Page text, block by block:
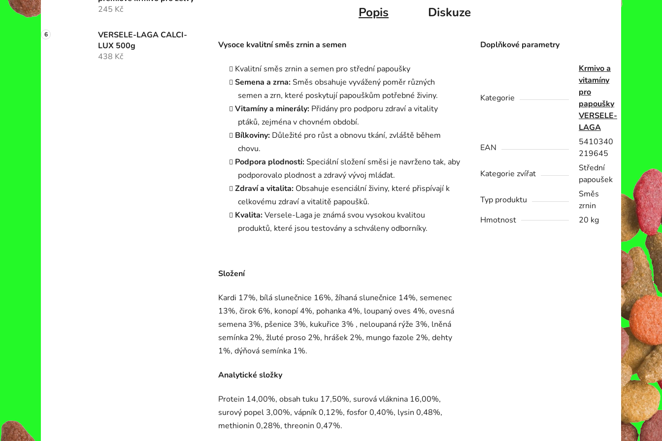
245 Kč
VERSELE-LAGA CALCI-
LUX 500g
438 Kč
Popis Diskuze
Vysoce kvalitní směs zrnin a semen
Kvalitní směs zrnin a semen pro střední papoušky
Semena a zrna:Směs obsahuje vyvážený poměr různých
semen a zrn, které poskytují papouškům potřebné živiny.
Vitamíny a minerály: Přidány pro podporu zdraví a vitality
ptáků, zejména v chovném období.
Bílkoviny: Důležité pro růst a obnovu tkání, zvláště během
chovu.
Podpora plodnosti:Speciální složení směsi je navrženo tak, aby
podporovalo plodnost a zdravý vývoj mláďat.
Zdraví a vitalita: Obsahuje esenciální živiny, které přispívají k
celkovému zdraví a vitalitě papoušků.
Kvalita:Versele-Laga je známá svou vysokou kvalitou
produktů, které jsou testovány a schváleny odborníky.
Složení
Kardi 17%, bílá slunečnice 16%, žíhaná slunečnice 14%, semenec
13%, čirok 6%, konopí 4%, pohanka 4%, loupaný oves 4%, ovesná
semena 3%, pšenice 3%, kukuřice 3% , neloupaná rýže 3%, lněná
semínka 2%, žluté proso 2%, hrášek 2%, mungo fazole 2%, dehty
1%, dýňová semínka 1%.
Analytické složky
Protein 14,00%, obsah tuku 17,50%, surová vláknina 16,00%,
surový popel 3,00%, vápník 0,12%, fosfor 0,40%, lysin 0,48%,
methionin 0,28%, threonin 0,47%.
Doplňkové parametry
Kategorie
Krmivo a
vitamíny
pro
papoušky
VERSELE-
LAGA
EAN
5410340
219645
Kategorie zvířat
Střední
papoušek
Typ produktu
Směs
zrnin
Hmotnost
20 kg